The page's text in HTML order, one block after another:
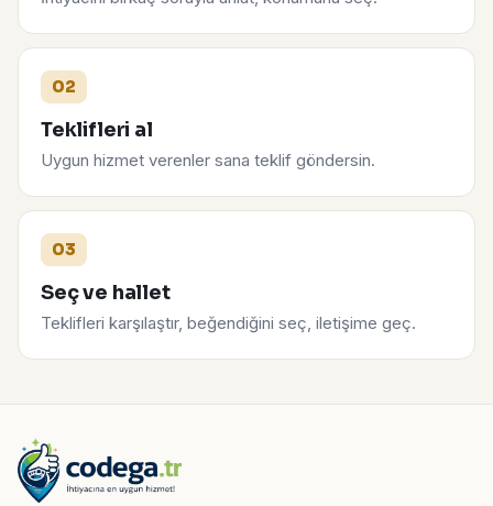
02
Teklifleri al
Uygun hizmet verenler sana teklif göndersin.
03
Seç ve hallet
Teklifleri karşılaştır, beğendiğini seç, iletişime geç.